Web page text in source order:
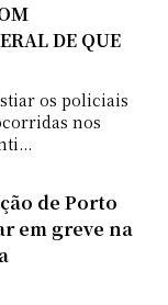
DE QUE
os policiais
nos
de Porto
em greve na